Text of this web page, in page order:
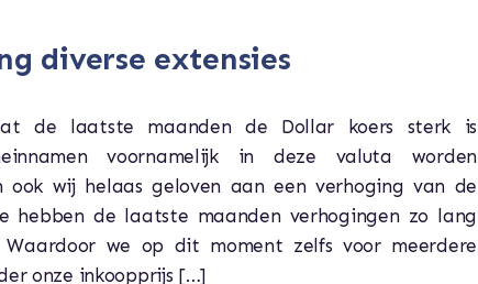
diverse extensies
de laatste maanden de Dollar koers sterk is
voornamelijk in deze valuta worden
ook wij helaas geloven aan een verhoging van de
hebben de laatste maanden verhogingen zo lang
Waardoor we op dit moment zelfs voor meerdere
onze inkoopprijs […]